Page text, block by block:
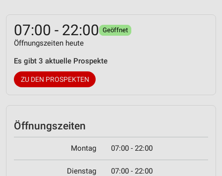
07:00 - 22:00 Geöffnet
Öffnungszeiten heute
Es gibt 3 aktuelle Prospekte
ZU DEN PROSPEKTEN
Öffnungszeiten
Montag 07:00 - 22:00
Dienstag 07:00 - 22:00